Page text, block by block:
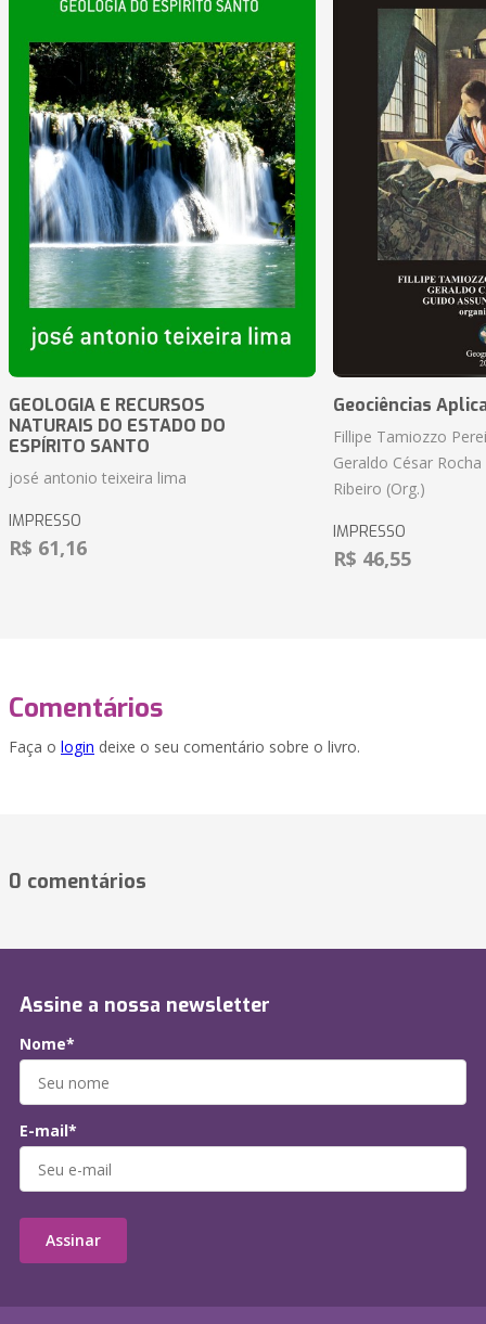
GEOLOGIA E RECURSOS
NATURAIS DO ESTADO DO
ESPÍRITO SANTO
josé antonio teixeira lima
IMPRESSO
R$ 61,16
Geociências
Fillipe Tamiozzo
Geraldo César
Ribeiro (Org.)
IMPRESSO
R$ 46,55
Comentários
Faça o login deixe o seu comentário sobre o livro.
0 comentários
Assine a nossa newsletter
Nome*
E-mail*
Assinar